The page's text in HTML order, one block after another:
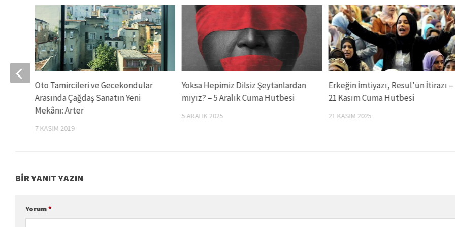
Yoksa Hepimiz Dilsiz Şeytanlardan
mıyız? – 5 Aralık Cuma Hutbesi
5 ARALIK 2025
Erkeğin İmtiyazı, Resul’ün İtirazı –
21 Kasım Cuma Hutbesi
21 KASIM 2025
Oto Tamircileri ve Gecekondular
Arasında Çağdaş Sanatın Yeni
Mekânı: Arter
7 KASIM 2019
BIR YANIT YAZIN
Yorum*